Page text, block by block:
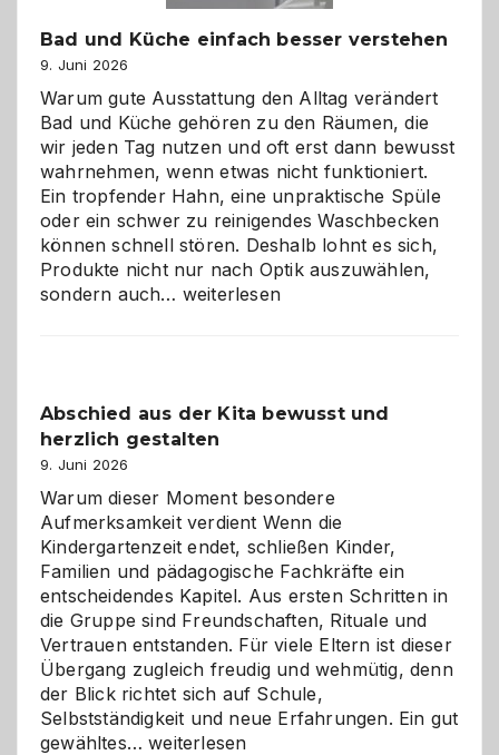
Bad und Küche einfach besser verstehen
9. Juni 2026
Warum gute Ausstattung den Alltag verändert
Bad und Küche gehören zu den Räumen, die
wir jeden Tag nutzen und oft erst dann bewusst
wahrnehmen, wenn etwas nicht funktioniert.
Ein tropfender Hahn, eine unpraktische Spüle
oder ein schwer zu reinigendes Waschbecken
können schnell stören. Deshalb lohnt es sich,
Produkte nicht nur nach Optik auszuwählen,
sondern auch… Bad
verstehen
weiterlesen
Abschied aus der Kita bewusst und
herzlich gestalten
9. Juni 2026
Warum dieser Moment besondere
Aufmerksamkeit verdient Wenn die
Kindergartenzeit endet, schließen Kinder,
Familien und pädagogische Fachkräfte ein
entscheidendes Kapitel. Aus ersten Schritten in
die Gruppe sind Freundschaften, Rituale und
Vertrauen entstanden. Für viele Eltern ist dieser
Übergang zugleich freudig und wehmütig, denn
der Blick richtet sich auf Schule,
Selbstständigkeit und neue Erfahrungen. Ein gut
gewähltes…Abschied
weiterlesen